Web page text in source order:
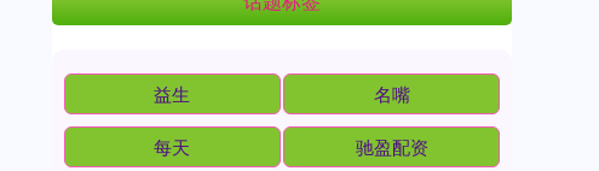
益生 名嘴
每天 驰盈配资